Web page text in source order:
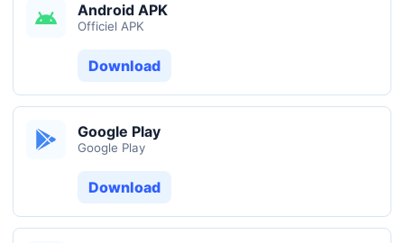
Android APK
Officiel APK
Download
Google Play
Google Play
Download